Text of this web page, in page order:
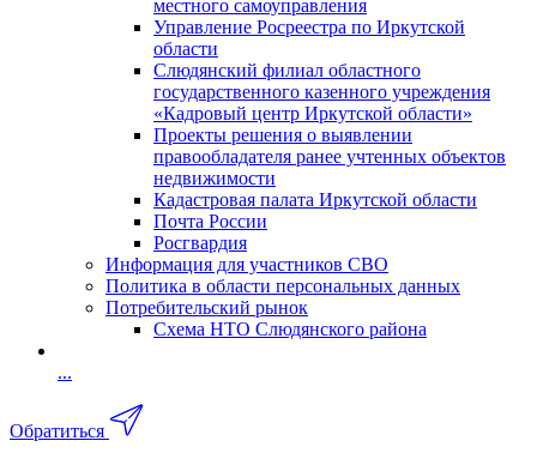
местного самоуправления
Управление Росреестра по Иркутской
области
Слюдянский филиал областного
государственного казенного учреждения
«Кадровый центр Иркутской области»
Проекты решения о выявлении
правообладателя ранее учтенных объектов
недвижимости
Кадастровая палата Иркутской области
Почта России
Росгвардия
Информация для участников СВО
Политика в области персональных данных
Потребительский рынок
Схема НТО Слюдянского района
...
Обратиться